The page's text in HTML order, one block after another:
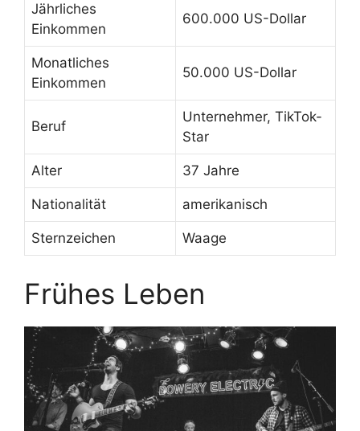
Jährliches
Einkommen
600.000 US-Dollar
Monatliches
Einkommen
50.000 US-Dollar
Beruf
Unternehmer, TikTok-
Star
Alter 37 Jahre
Nationalität amerikanisch
Sternzeichen Waage
Frühes Leben